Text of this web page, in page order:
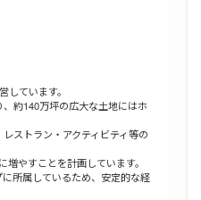
しています。
約140万坪の広大な土地にはホ
ストラン・アクティビティ等の
やすことを計画しています。
所属しているため、安定的な経